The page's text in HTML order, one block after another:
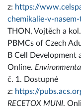
z: https://
chemikalie-v-
THON, Vojtěch a
PBMCs of Czech
B Cell Development
Online.
č. 1. Dostupné
z: https://
RECETOX MUNI.